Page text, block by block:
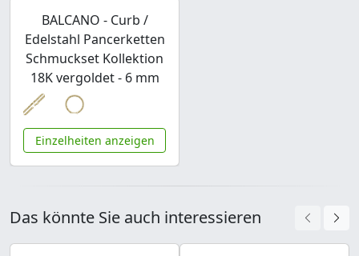
BALCANO - Curb /
Edelstahl Pancerketten
Schmuckset Kollektion
18K vergoldet - 6 mm
Einzelheiten anzeigen
Das könnte Sie auch interessieren